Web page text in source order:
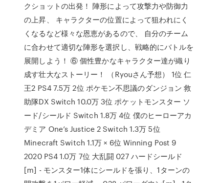
クショットの出発！ 陣形によって攻撃力や防御力
の上昇、 キャラクターの位置によって狙われにく
くなるなど様々な恩恵があるので、 自分のチーム
に合わせて適切な陣形を選択し、戦略的にバトルを
展開しよう！ ⑥ 個性豊かなキャラクター達が織り
成す壮大なストーリー！ （Ryouさん予想） 1位 仁
王2 PS4 7.5万 2位 ポケモン不思議のダンジョン 救
助隊DX Switch 10.0万 3位 ポケットモンスター ソ
ード/シールド Switch 1.8万 4位 僕のヒーローアカ
デミア One’s Justice 2 Switch 1.3万 5位
Minecraft Switch 1.1万 × 6位 Winning Post 9
2020 PS4 1.0万 7位 大乱闘 027 ハードシールド
[m] - モンスター1体にシールドを張り、1ターンの